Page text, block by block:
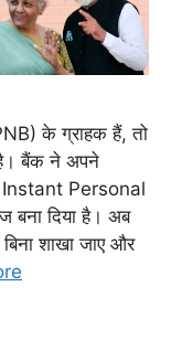
के ग्राहक हैं, तो
बैंक ने अपने
Instant Personal
बना दिया है। अब
शाखा जाए और